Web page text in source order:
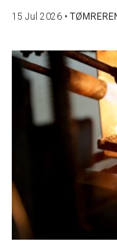
15 Jul 2026 •